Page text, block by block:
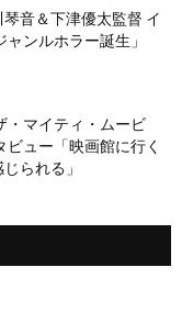
琴音＆下津優太監督 イ
ンルホラー誕生」
・マイティ・ムービ
ュー「映画館に行く
られる」